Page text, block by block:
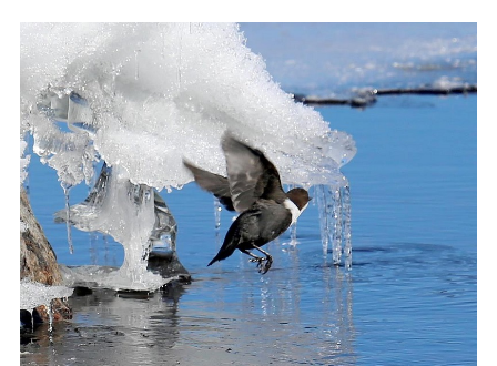
Vuoden 2020
kuvat
Vuoden 2019
kuvat
Vuoden 2018
kuvat
Vuoden 2017
kuvat